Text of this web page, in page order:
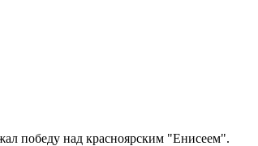
победу над красноярским "Енисеем".